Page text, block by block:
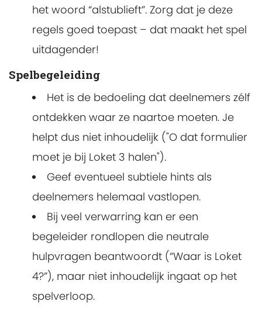
het woord “alstublieft”. Zorg dat je deze
regels goed toepast – dat maakt het spel
uitdagender!
Spelbegeleiding
Het is de bedoeling dat deelnemers zélf
ontdekken waar ze naartoe moeten. Je
helpt dus niet inhoudelijk ("O dat formulier
moet je bij Loket 3 halen").
Geef eventueel subtiele hints als
deelnemers helemaal vastlopen.
Bij veel verwarring kan er een
begeleider rondlopen die neutrale
hulpvragen beantwoordt (“Waar is Loket
4?”), maar niet inhoudelijk ingaat op het
spelverloop.